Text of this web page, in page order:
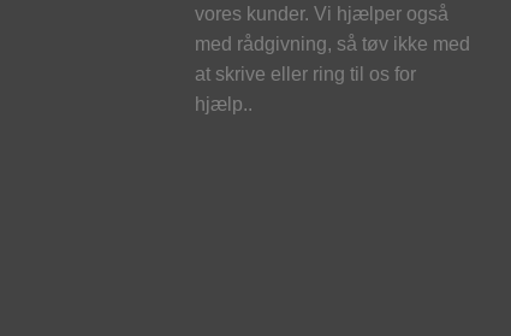
vores kunder. Vi hjælper også
med rådgivning, så tøv ikke med
at skrive eller ring til os for
hjælp..